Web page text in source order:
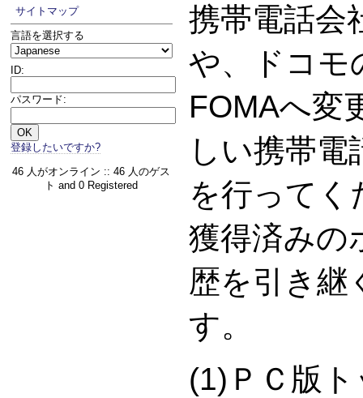
サイトマップ
言語を選択する
ID:
パスワード:
登録したいですか?
46 人がオンライン :: 46 人のゲス
ト and 0 Registered
携帯電話会
や、ドコモ
FOMAへ変
しい携帯電
を行ってく
獲得済みの
歴を引き継
す。
(1)ＰＣ版